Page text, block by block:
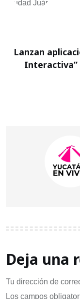
Lanzan
Interactiva”
Deja una
Tu dirección de
Los campos